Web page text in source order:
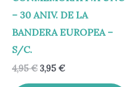
– 30 ANIV. DE LA
BANDERA EUROPEA –
S/C.
4,95€ 3,95 €